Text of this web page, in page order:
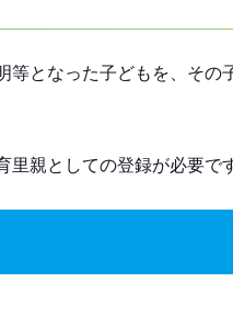
等となった子どもを、そ
親としての登録が必要で